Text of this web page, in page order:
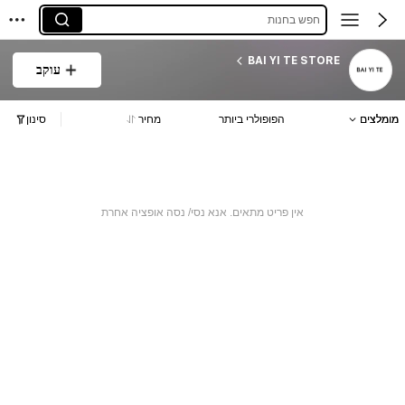
חפש בחנות
BAI YI TE STORE
עוקב
מומלצים הפופולרי ביותר מחיר סינון
אין פריט מתאים. אנא נסי/ נסה אופציה אחרת